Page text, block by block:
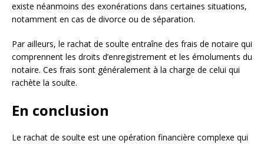
existe néanmoins des exonérations dans certaines situations,
notamment en cas de divorce ou de séparation.
Par ailleurs, le rachat de soulte entraîne des frais de notaire qui
comprennent les droits d’enregistrement et les émoluments du
notaire. Ces frais sont généralement à la charge de celui qui
rachète la soulte.
En conclusion
Le rachat de soulte est une opération financière complexe qui